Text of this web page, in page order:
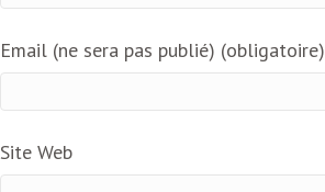
Email (ne sera pas publié) (obligatoire)
Site Web